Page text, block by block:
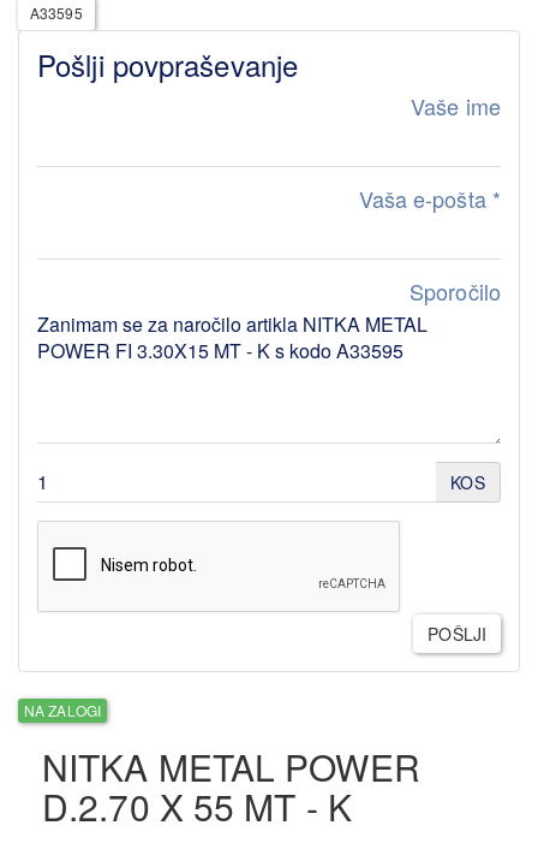
A33595
Pošlji povpraševanje
Vaše ime
Vaša e-pošta *
Sporočilo
KOS
POŠLJI
NA ZALOGI
NITKA METAL POWER
D.2.70 X 55 MT - K